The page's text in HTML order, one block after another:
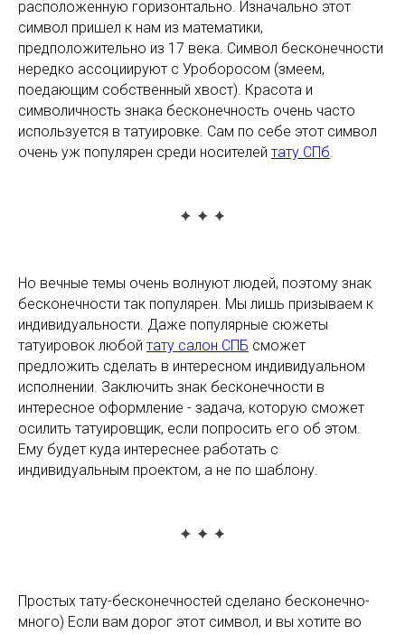
расположенную горизонтально. Изначально этот
символ пришел к нам из математики,
предположительно из 17 века. Символ бесконечности
нередко ассоциируют с Уроборосом (змеем,
поедающим собственный хвост). Красота и
символичность знака бесконечность очень часто
используется в татуировке. Сам по себе этот символ
очень уж популярен среди носителей тату СПб.
Но вечные темы очень волнуют людей, поэтому знак
бесконечности так популярен. Мы лишь призываем к
индивидуальности. Даже популярные сюжеты
татуировок любой тату салон СПБ сможет
предложить сделать в интересном индивидуальном
исполнении. Заключить знак бесконечности в
интересное оформление - задача, которую сможет
осилить татуировщик, если попросить его об этом.
Ему будет куда интереснее работать с
индивидуальным проектом, а не по шаблону.
Простых тату-бесконечностей сделано бесконечно-
много) Если вам дорог этот символ, и вы хотите во